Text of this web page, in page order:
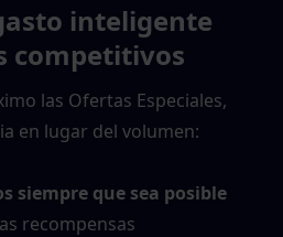
inteligente
competitivos
las Ofertas Especiales,
en lugar del volumen:
siempre que sea posible
recompensas